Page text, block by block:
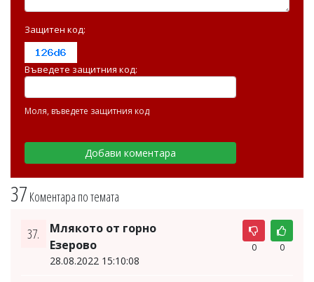
37 Коментара по темата
37.
Млякото от горно
Езерово
28.08.2022 15:10:08
0 0
Защитен код:
Въведете защитния код:
Моля, въведете защитния код